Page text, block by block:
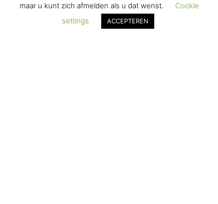
maar u kunt zich afmelden als u dat wenst.
Cookie
settings
ACCEPTEREN